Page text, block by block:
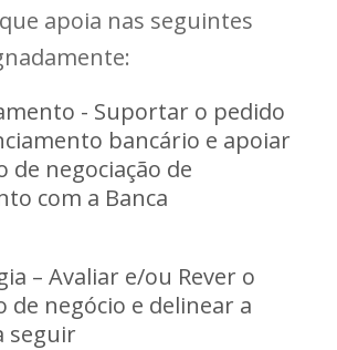
apoia nas seguintes
- Suportar o pedido
bancário e apoiar
de negociação de
com a Banca
– Avaliar e/ou Rever o
de negócio e delinear a
seguir